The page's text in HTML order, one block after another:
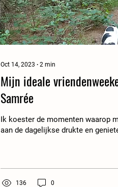
Oct 14, 2023 ∙ 2 min
Mijn ideale
Samrée
Ik koester de momenten waarop
aan de dagelijkse drukte en
136 0